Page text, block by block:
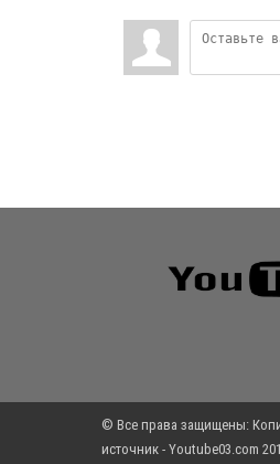
© Все права защищены:
источник - Youtube03.com